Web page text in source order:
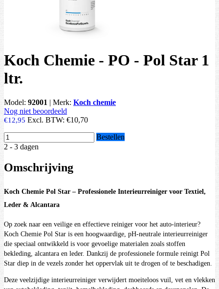
Koch Chemie - PO - Pol Star 1
ltr.
Model: 92001 | Merk: Koch chemie
Nog niet beoordeeld
€12,95 Excl. BTW: €10,70
Bestellen
2 - 3 dagen
Omschrijving
Koch Chemie Pol Star – Professionele Interieurreiniger voor Textiel,
Leder & Alcantara
Op zoek naar een veilige en effectieve reiniger voor het auto-interieur?
Koch Chemie Pol Star is een hoogwaardige, pH-neutrale interieurreiniger
die speciaal ontwikkeld is voor gevoelige materialen zoals stoffen
bekleding, alcantara en leder. Dankzij de professionele formule reinigt Pol
Star diep in de vezels zonder het oppervlak uit te drogen of te beschadigen.
Deze veelzijdige interieurreiniger verwijdert moeiteloos vuil, vet en vlekken